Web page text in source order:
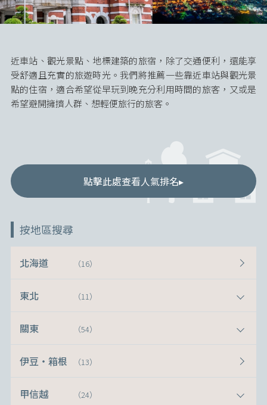
近車站、觀光景點、地標建築的旅宿，除了交通便利，還能享
受舒適且充實的旅遊時光。我們將推薦一些靠近車站與觀光景
點的住宿，適合希望從早玩到晚充分利用時間的旅客，又或是
希望避開擁擠人群、想輕便旅行的旅客。
點擊此處查看人氣排名▸
按地區搜尋
北海道 （16）
東北 （11）
關東 （54）
伊豆・箱根 （13）
甲信越 （24）